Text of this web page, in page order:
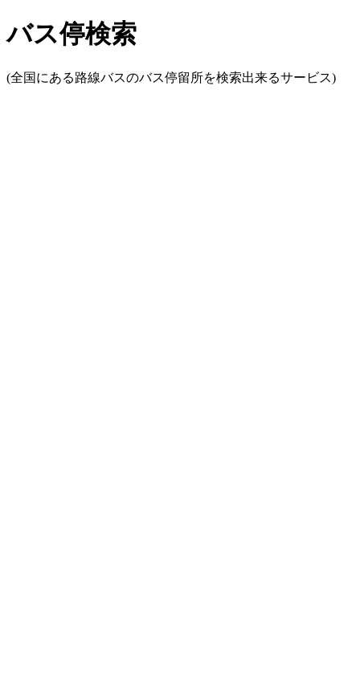
バス停検索
(全国にある路線バスのバス停留所を検索出来るサービス)